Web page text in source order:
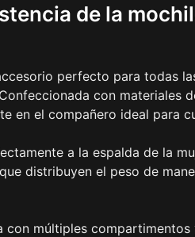
de la
perfecto para todas
con materiales
en el compañero ideal para
a la espalda de la
distribuyen el peso de
con múltiples